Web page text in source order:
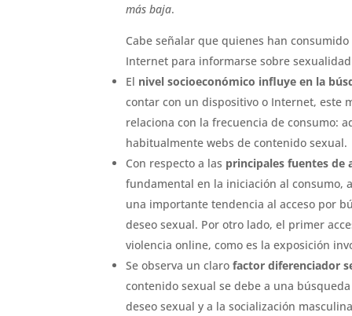
más baja.
Cabe señalar que quienes han
Internet para informarse sobre
El nivel socioeconómico influye en la
contar con un dispositivo o Internet, este
relaciona con la frecuencia de consumo:
habitualmente webs de contenido sexual.
Con respecto a las principales fuentes de
fundamental en la iniciación al consumo,
una importante tendencia al acceso por
deseo sexual. Por otro lado, el primer
violencia online, como es la exposición
Se observa un clarofactor diferenciador
contenido sexual se debe a una
deseo sexual y a la socialización